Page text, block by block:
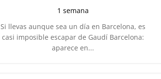
1 semana
Si llevas aunque sea un día en Barcelona, es
casi imposible escapar de Gaudí Barcelona:
aparece en...